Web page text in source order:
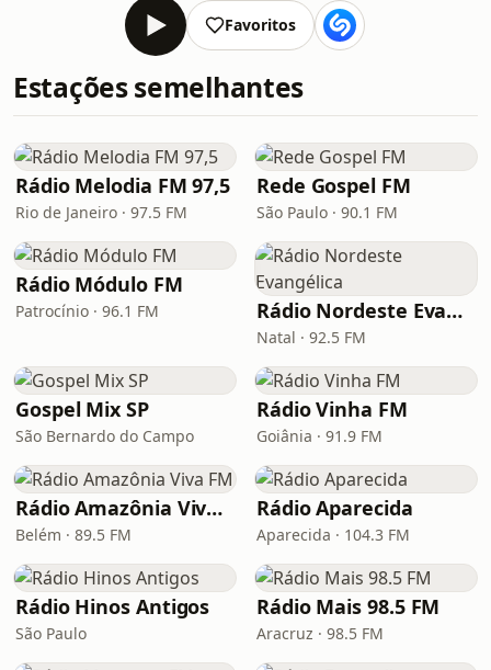
Favoritos
Estações semelhantes
Rádio Melodia FM 97,5
Rio de Janeiro · 97.5 FM
Rede Gospel FM
São Paulo · 90.1 FM
Rádio Módulo FM
Patrocínio · 96.1 FM Rádio Nordeste Evangélica
Natal · 92.5 FM
Gospel Mix SP
São Bernardo do Campo
Rádio Vinha FM
Goiânia · 91.9 FM
Rádio Amazônia Viva FM
Belém · 89.5 FM
Rádio Aparecida
Aparecida · 104.3 FM
Rádio Hinos Antigos
São Paulo
Rádio Mais 98.5 FM
Aracruz · 98.5 FM